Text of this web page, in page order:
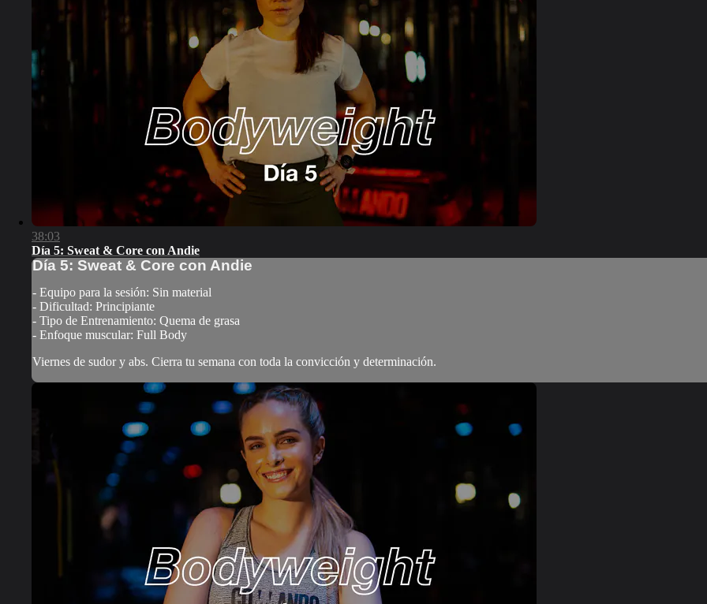
38:03
Día 5: Sweat & Core con Andie
Día 5: Sweat & Core con Andie
- Equipo para la sesión: Sin material
- Dificultad: Principiante
- Tipo de Entrenamiento: Quema de grasa
- Enfoque muscular: Full Body
Viernes de sudor y abs. Cierra tu semana con toda la convicción y determinación.